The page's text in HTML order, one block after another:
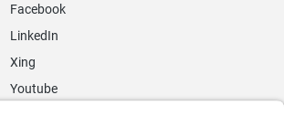
Facebook
LinkedIn
Xing
Youtube